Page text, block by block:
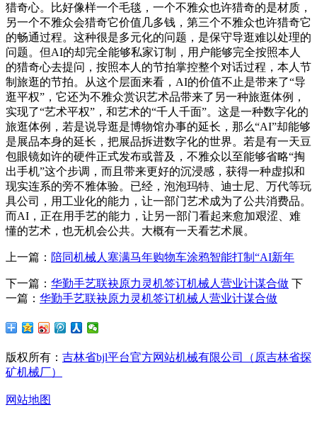
猎奇心。比好像样一个毛毯，一个不雅众也许猎奇的是材质，
另一个不雅众会猎奇它价值几多钱，第三个不雅众也许猎奇它
的畅通过程。这种很是多元化的问题，是保守导逛难以处理的
问题。但AI的却完全能够私家订制，用户能够完全按照本人
的猎奇心去提问，按照本人的节拍掌控整个对话过程，本人节
制旅逛的节拍。从这个层面来看，AI的价值不止是带来了“导
逛平权”，它还为不雅众赏识艺术品带来了另一种旅逛体例，
实现了“艺术平权”，和艺术的“千人千面”。这是一种数字化的
旅逛体例，若是说导逛是博物馆办事的延长，那么“AI”却能够
是展品本身的延长，把展品拆进数字化的世界。若是有一天豆
包眼镜如许的硬件正式发布或普及，不雅众以至能够省略“掏
出手机”这个步调，而且带来更好的沉浸感，获得一种虚拟和
现实连系的旁不雅体验。已经，泡泡玛特、迪士尼、万代等玩
具公司，用工业化的能力，让一部门艺术成为了公共消费品。
而AI，正在用手艺的能力，让另一部门看起来愈加艰涩、难
懂的艺术，也无机会公共。大概有一天看艺术展。
上一篇： 陪同机械人塞满马年购物车涂鸦智能打制“AI新年
下一篇： 华勤手艺联袂原力灵机签订机械人营业计谋合做 下
一篇： 华勤手艺联袂原力灵机签订机械人营业计谋合做
版权所有： 吉林省bjl平台官方网站机械有限公司（原吉林省探
矿机械厂）
网站地图